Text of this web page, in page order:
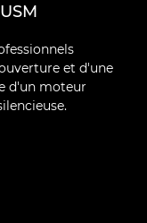
et d'une
d'un moteur